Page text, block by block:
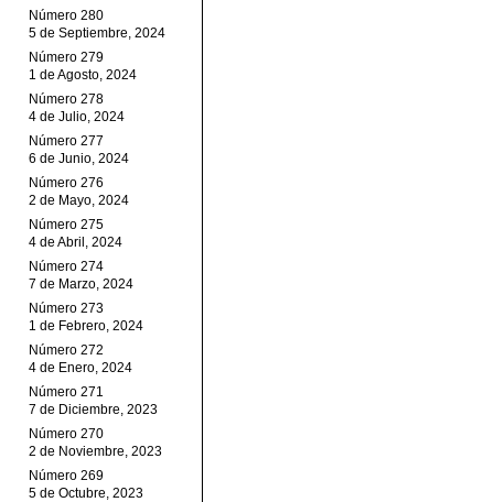
Número 280
5 de Septiembre, 2024
Número 279
1 de Agosto, 2024
Número 278
4 de Julio, 2024
Número 277
6 de Junio, 2024
Número 276
2 de Mayo, 2024
Número 275
4 de Abril, 2024
Número 274
7 de Marzo, 2024
Número 273
1 de Febrero, 2024
Número 272
4 de Enero, 2024
Número 271
7 de Diciembre, 2023
Número 270
2 de Noviembre, 2023
Número 269
5 de Octubre, 2023